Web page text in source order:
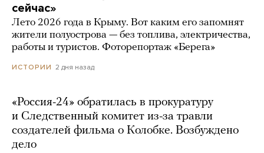
сейчас»
Лето 2026 года в Крыму. Вот каким его запомнят
жители полуострова — без топлива, электричества,
работы и туристов. Фоторепортаж «Берега»
ИСТОРИИ 2 дня назад
«Россия-24» обратилась в прокуратуру
и Следственный комитет из-за травли
создателей фильма о Колобке. Возбуждено
дело